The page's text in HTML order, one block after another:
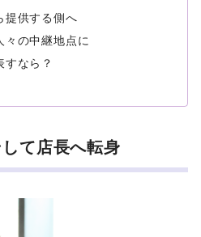
提供する側へ
々の中継地点に
すなら？
て店長へ転身